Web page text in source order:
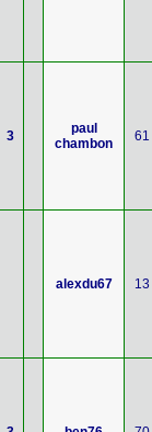
3
paul
chambon
61
alexdu67 13